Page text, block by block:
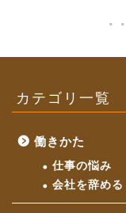
カテゴリ一覧
働きかた
仕事の悩み
会社を辞める